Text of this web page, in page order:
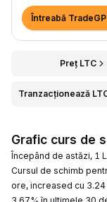
Întreabă
Preț LTC
Tranzacționează
Grafic curs de
Începând de astăzi, 1
Cursul de schimb
ore, increased cu
3.67% în ultimele 30